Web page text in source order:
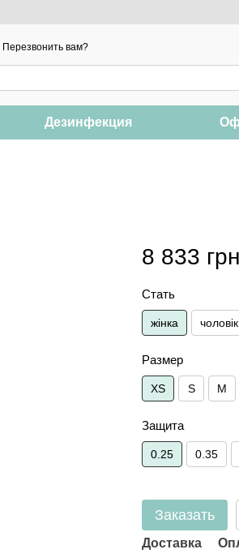
Перезвонить вам?
Дезинфекция
8 833 грн
Стать
жінка чоловік
Размер
XS S M
Защита
0.25 0.35
Заказать
Доставка